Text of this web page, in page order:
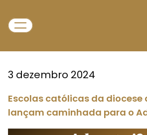
3 dezembro 2024
Escolas católicas da diocese
lançam caminhada para o